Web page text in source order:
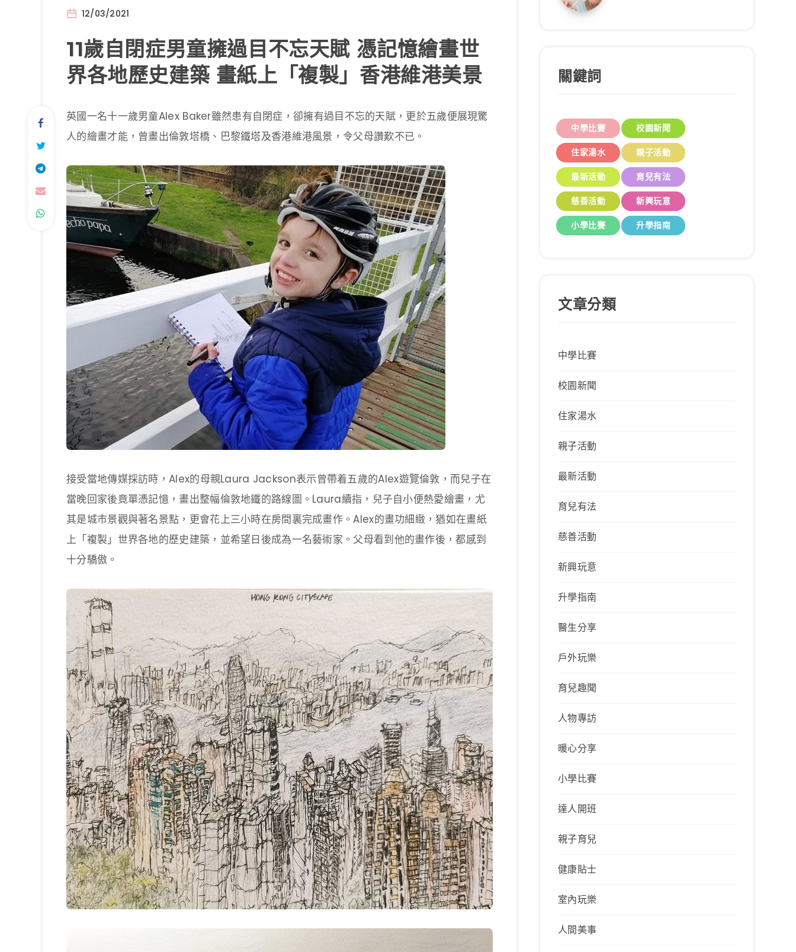
12/03/2021
11歲自閉症男童擁過目不忘天賦 憑記憶繪畫世
界各地歷史建築 畫紙上「複製」香港維港美景
英國一名十一歲男童Alex Baker雖然患有自閉症，卻擁有過目不忘的天賦，更於五歲便展現驚
人的繪畫才能，曾畫出倫敦塔橋、巴黎鐵塔及香港維港風景，令父母讚歎不已。
接受當地傳媒採訪時，Alex的母親Laura Jackson表示曾帶着五歲的Alex遊覽倫敦，而兒子在
當晚回家後竟單憑記憶，畫出整幅倫敦地鐵的路線圖。Laura續指，兒子自小便熱愛繪畫，尤
其是城市景觀與著名景點，更會花上三小時在房間裏完成畫作。Alex的畫功細緻，猶如在畫紙
上「複製」世界各地的歷史建築，並希望日後成為一名藝術家。父母看到他的畫作後，都感到
十分驕傲。
關鍵詞
中學比賽 校園新聞
住家湯水 親子活動
最新活動 育兒有法
慈善活動 新興玩意
小學比賽 升學指南
文章分類
中學比賽
校園新聞
住家湯水
親子活動
最新活動
育兒有法
慈善活動
新興玩意
升學指南
醫生分享
戶外玩樂
育兒趣聞
人物專訪
暖心分享
小學比賽
達人開班
親子育兒
健康貼士
室內玩樂
人間美事